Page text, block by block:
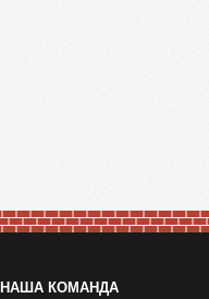
НАША КОМАНДА